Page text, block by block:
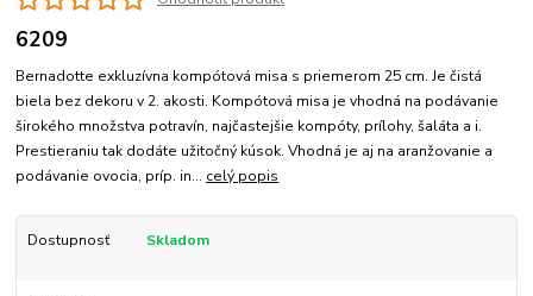
6209
Bernadotte exkluzívna kompótová misa s priemerom 25 cm. Je čistá
biela bez dekoru v 2. akosti. Kompótová misa je vhodná na podávanie
širokého množstva potravín, najčastejšie kompóty, prílohy, šaláta a i.
Prestieraniu tak dodáte užitočný kúsok. Vhodná je aj na aranžovanie a
podávanie ovocia, príp. in... celý popis
Dostupnosť Skladom